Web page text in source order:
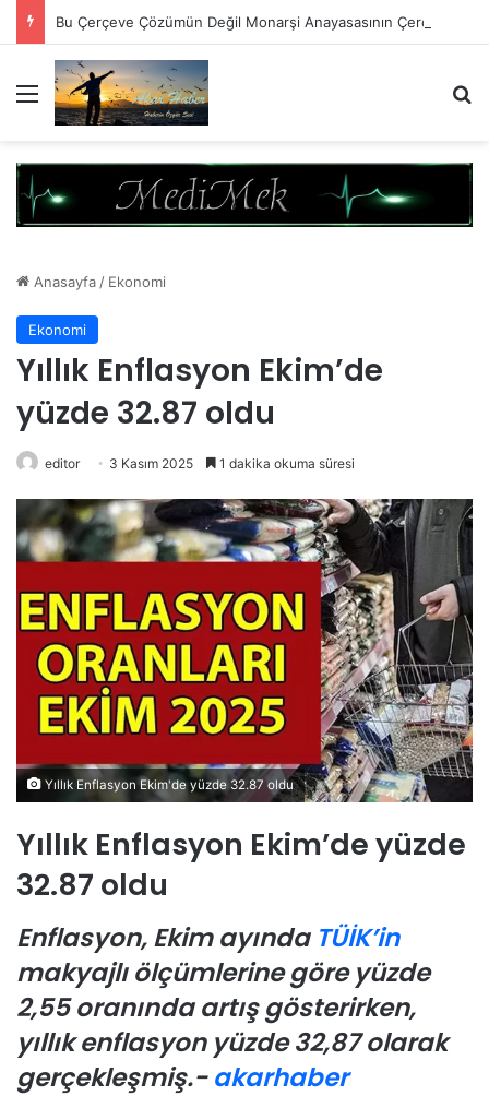
Menü
Anasayfa / Ekonomi
Ekonomi
Yıllık Enflasyon Ekim’de
yüzde 32.87 oldu
editor 3 Kasım 2025 1 dakika okuma süresi
Yıllık Enflasyon Ekim'de yüzde 32.87 oldu
Yıllık Enflasyon Ekim’de yüzde
32.87 oldu
Enflasyon, Ekim ayında TÜİK’in
makyajlı ölçümlerine göre yüzde
2,55 oranında artış gösterirken,
yıllık enflasyon yüzde 32,87 olarak
gerçekleşmiş.-akarhaber